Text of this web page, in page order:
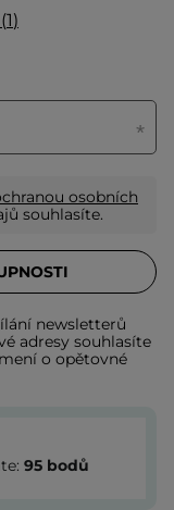
1
osobních
souhlasíte.
newsletterů
adresy souhlasíte
o opětovné
95 bodů